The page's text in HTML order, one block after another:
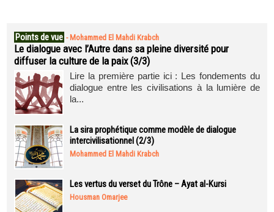
Points de vue - Mohammed El Mahdi Krabch
Le dialogue avec l’Autre dans sa pleine diversité pour
diffuser la culture de la paix (3/3)
Lire la première partie ici : Les fondements du
dialogue entre les civilisations à la lumière de
la...
La sira prophétique comme modèle de dialogue
intercivilisationnel (2/3)
Mohammed El Mahdi Krabch
Les vertus du verset du Trône – Ayat al-Kursi
Housman Omarjee